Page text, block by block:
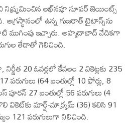
నిష్క్రమించిన లఖ్‌నవూ సూపర్ జెయింట్స్
ఉన్న గుజరాత్ టైటాన్స్‌ను
ముగింపు ఇచ్చారు. అహ్మదాబాద్ వేదికగా
తేడాతో గెలిచింది.
20 ఓవర్లలో కేవలం 2 వికెట్లకు 235
(64 బంతుల్లో 10 ఫోర్లు, 8
27 బంతుల్లో 56 పరుగులు (4
వికెట్‌కు మార్ష్-మార్క్రమ్ (36) కలిసి 91
121 పరుగులుగా నిలిచింది.